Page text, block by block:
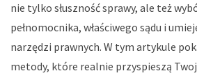
nie tylko słuszność sprawy, ale też
pełnomocnika, właściwego sądu i
narzędzi prawnych. W tym artykule
metody, które realnie przyspieszą